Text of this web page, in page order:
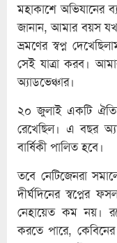
মহাকাশে অভিযানের
জানান, আমার বয়স
ভ্রমণের স্বপ্ন
সেই যাত্রা করব।
অ্যাডভেঞ্চার।
২০ জুলাই একটি
রেখেছিল। এ বছর
বার্ষিকী পালিত হবে।
তবে নেটিজেনরা
দীর্ঘদিনের স্বপ্নের
নেহায়েত কম নয়।
করতে পারে,